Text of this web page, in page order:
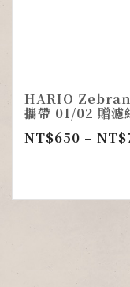
HARIO
攜帶 01/02 贈濾
NT$650 – NT$